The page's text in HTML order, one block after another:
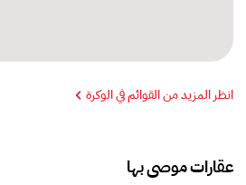
انظر المزيد من القوائم في الوكرة
عقارات موصى بها